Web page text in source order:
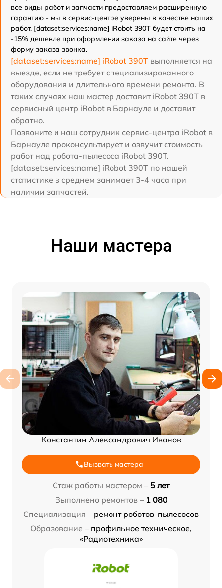
все виды работ и запчасти предоставляем расширенную
гарантию - мы в сервис-центре уверены в качестве наших
работ. [dataset:services:name] iRobot 390T будет стоить на
-15% дешевле при оформлении заказа на сайте через
форму заказа звонка.
[dataset:services:name] iRobot 390T выполняется на
выезде, если не требует специализированного
оборудования и длительного времени ремонта. В
таких случаях наш мастер доставит iRobot 390T в
сервисный центр iRobot в Барнауле и доставит
обратно.
Позвоните и наш сотрудник сервис-центра iRobot в
Барнауле проконсультирует и озвучит стоимость
работ над робота-пылесоса iRobot 390T.
[dataset:services:name] iRobot 390T по нашей
статистике в среднем занимает 3-4 часа при
наличии запчастей.
Наши мастера
Константин Александрович Иванов
Вызвать мастера
Стаж работы мастером – 5 лет
Выполнено ремонтов – 1 080
Специализация – ремонт роботов-пылесосов
Образование – профильное техническое,
«Радиотехника»